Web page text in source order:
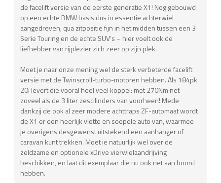
de facelift versie van de eerste generatie X1! Nog gebouwd
op een echte BMW basis dus in essentie achterwiel
aangedreven, qua zitpositie fijn in het midden tussen een 3
Serie Touring en de echte SUV’s – hier voelt ook de
liefhebber van rijplezier zich zeer op zijn plek.
Moet je naar onze mening wel de sterk verbeterde facelift
versie met de Twinscroll-turbo-motoren hebben. Als 184pk
20i levert die vooral heel veel koppel: met 270Nm net
zoveel als de 3 liter zescilinders van voorheen! Mede
dankzij de ook al zeer modere achttraps ZF-automaat wordt
de X1 er een heerlijk vlotte en soepele auto van, waarmee
je overigens desgewenst uitstekend een aanhanger of
caravan kunt trekken. Moet ie natuurlijk wel over de
zeldzame en optionele xDrive vierwielaandrijving
beschikken, en laat dit exemplaar die nu ook net aan boord
hebben.